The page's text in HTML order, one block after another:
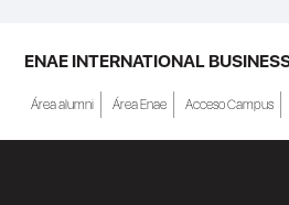
ENAE INTERNATIONAL
Área alumni Área Enae Acceso Campus